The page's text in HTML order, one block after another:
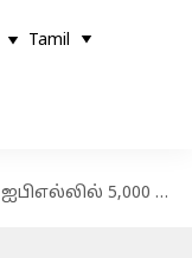
Tamil
ஐபிஎல்லில் 5,000 ரன்கள் அடித்து எம்.எஸ்.தோனி சாதனை